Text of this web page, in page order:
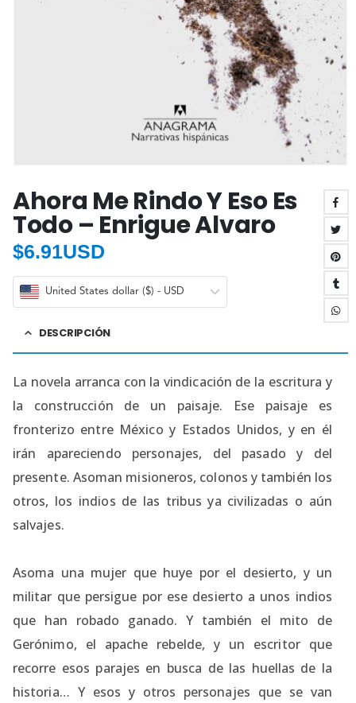
Ahora Me Rindo Y Eso Es
Todo – Enrigue Alvaro
$6.91USD
United States dollar ($) - USD
DESCRIPCIÓN
La novela arranca con la vindicación de la escritura y
la construcción de un paisaje. Ese paisaje es
fronterizo entre México y Estados Unidos, y en él
irán apareciendo personajes, del pasado y del
presente. Asoman misioneros, colonos y también los
otros, los indios de las tribus ya civilizadas o aún
salvajes.
Asoma una mujer que huye por el desierto, y un
militar que persigue por ese desierto a unos indios
que han robado ganado. Y también el mito de
Gerónimo, el apache rebelde, y un escritor que
recorre esos parajes en busca de las huellas de la
historia… Y esos y otros personajes que se van